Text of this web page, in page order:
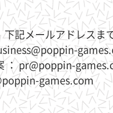
記メールアドレスま
： pr@poppin-
games.com